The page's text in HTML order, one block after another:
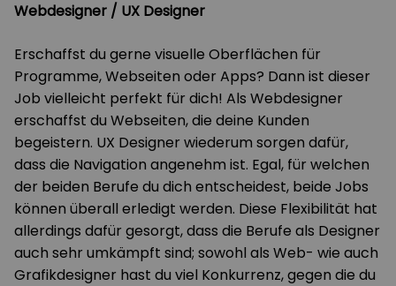
Webdesigner / UX Designer
Erschaffst du gerne visuelle Oberflächen für
Programme, Webseiten oder Apps? Dann ist dieser
Job vielleicht perfekt für dich! Als Webdesigner
erschaffst du Webseiten, die deine Kunden
begeistern. UX Designer wiederum sorgen dafür,
dass die Navigation angenehm ist. Egal, für welchen
der beiden Berufe du dich entscheidest, beide Jobs
können überall erledigt werden. Diese Flexibilität hat
allerdings dafür gesorgt, dass die Berufe als Designer
auch sehr umkämpft sind; sowohl als Web- wie auch
Grafikdesigner hast du viel Konkurrenz, gegen die du